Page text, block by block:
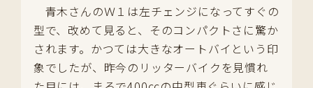
青木さんのＷ１は左チェンジになってすぐの
型で、改めて見ると、そのコンパクトさに驚か
されます。かつては大きなオートバイという印
象でしたが、昨今のリッターバイクを見慣れ